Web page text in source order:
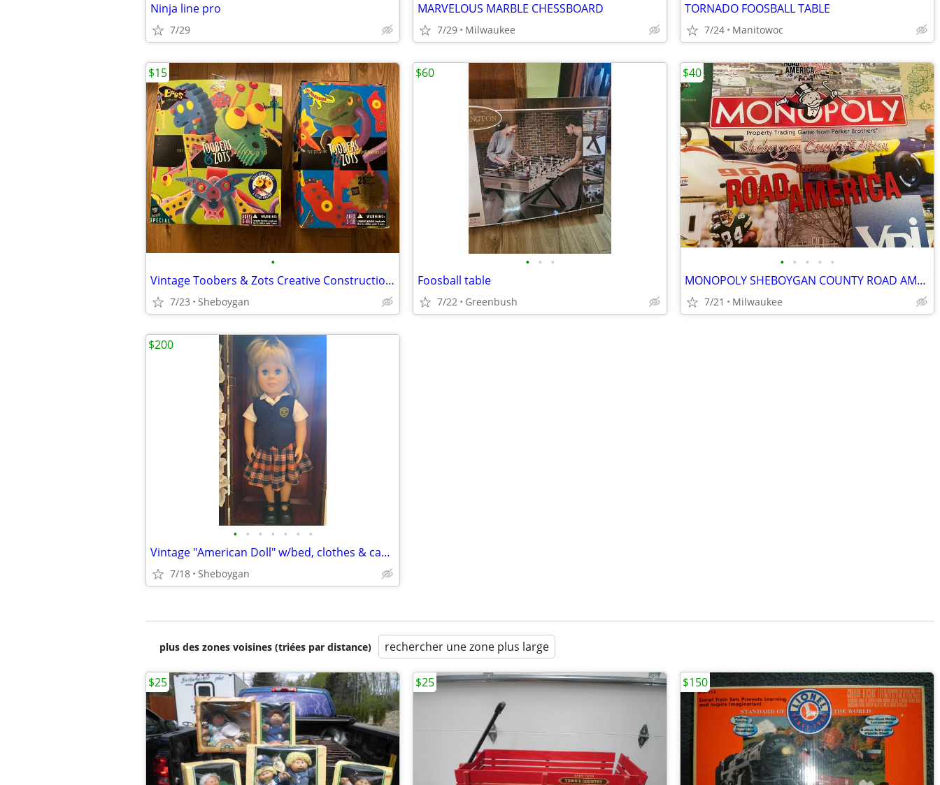
Ninja line pro
7/29
MARVELOUS MARBLE CHESSBOARD
7/29 Milwaukee
TORNADO FOOSBALL TABLE
7/24 Manitowoc
•
Vintage Toobers & Zots Creative Construction Kits
7/23 Sheboygan
$15
• • •
Foosball table
7/22 Greenbush
$60
• • • • •
MONOPOLY SHEBOYGAN COUNTY ROAD AMERICA EDITION, NEW BOARD GAME!
7/21 Milwaukee
$40
• • • • • • •
Vintage "American Doll" w/bed, clothes & case!
7/18 Sheboygan
$200
plus des zones voisines (triées par distance) rechercher une zone plus large
$25 $25 $150